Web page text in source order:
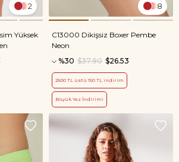
2
Yüksek
8
C13000 Dikişsiz Boxer Pembe
Neon
%30
$26.53
$37.90
2500 TL üstü 150 TL indirim
Büyük Yaz İndirimi